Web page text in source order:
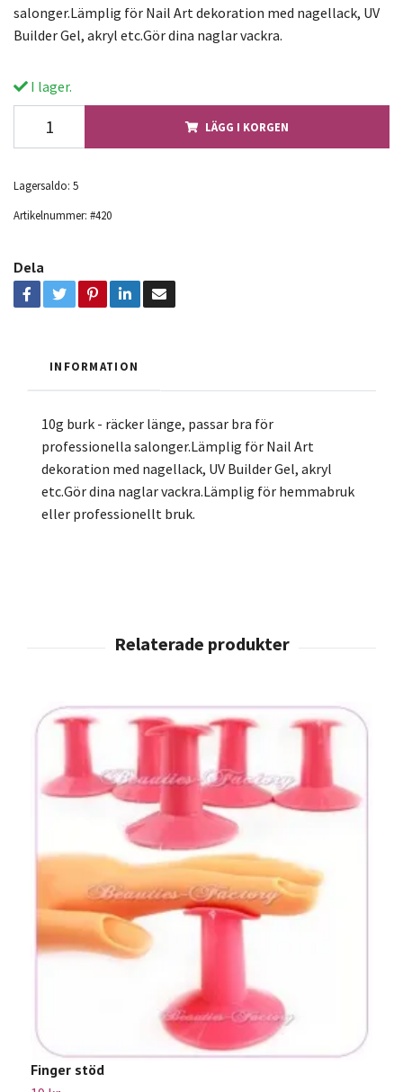
salonger.Lämplig för Nail Art dekoration med nagellack, UV
Builder Gel, akryl etc.Gör dina naglar vackra.
I lager.
LÄGG I KORGEN
Lagersaldo: 5
Artikelnummer: #420
Dela
INFORMATION
10g burk - räcker länge, passar bra för
professionella salonger.Lämplig för Nail Art
dekoration med nagellack, UV Builder Gel, akryl
etc.Gör dina naglar vackra.Lämplig för hemmabruk
eller professionellt bruk.
Finger stöd